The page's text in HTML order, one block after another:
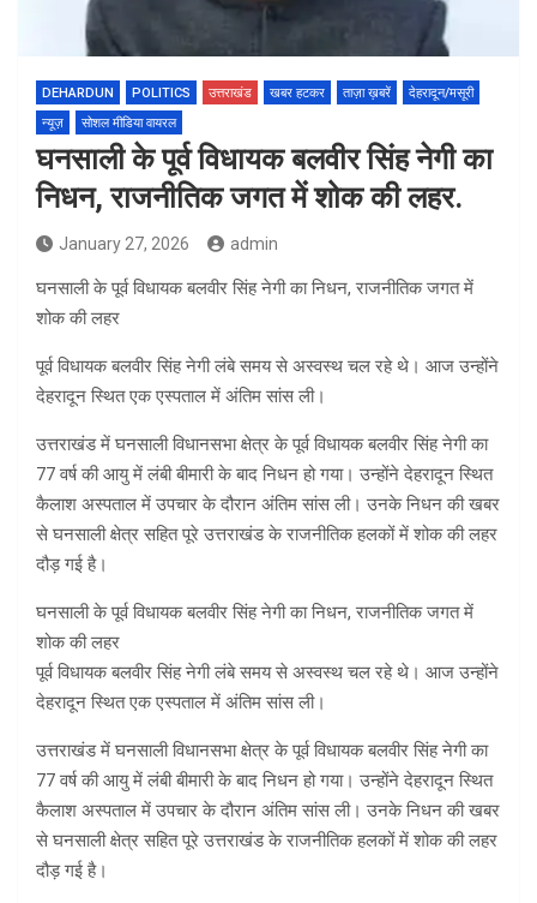
DEHARDUN POLITICS उत्तराखंड खबर हटकर ताज़ा ख़बरें
देहरादून/मसूरी
न्यूज़
सोशल मीडिया वायरल
घनसाली के पूर्व विधायक बलवीर सिंह नेगी का
निधन, राजनीतिक जगत में शोक की लहर.
January 27, 2026 admin
घनसाली के पूर्व विधायक बलवीर सिंह नेगी का निधन, राजनीतिक जगत में
शोक की लहर
पूर्व विधायक बलवीर सिंह नेगी लंबे समय से अस्वस्थ चल रहे थे। आज उन्होंने
देहरादून स्थित एक एस्पताल में अंतिम सांस ली।
उत्तराखंड में घनसाली विधानसभा क्षेत्र के पूर्व विधायक बलवीर सिंह नेगी का
77 वर्ष की आयु में लंबी बीमारी के बाद निधन हो गया। उन्होंने देहरादून स्थित
कैलाश अस्पताल में उपचार के दौरान अंतिम सांस ली। उनके निधन की खबर
से घनसाली क्षेत्र सहित पूरे उत्तराखंड के राजनीतिक हलकों में शोक की लहर
दौड़ गई है।
घनसाली के पूर्व विधायक बलवीर सिंह नेगी का निधन, राजनीतिक जगत में
शोक की लहर
पूर्व विधायक बलवीर सिंह नेगी लंबे समय से अस्वस्थ चल रहे थे। आज उन्होंने
देहरादून स्थित एक एस्पताल में अंतिम सांस ली।
उत्तराखंड में घनसाली विधानसभा क्षेत्र के पूर्व विधायक बलवीर सिंह नेगी का
77 वर्ष की आयु में लंबी बीमारी के बाद निधन हो गया। उन्होंने देहरादून स्थित
कैलाश अस्पताल में उपचार के दौरान अंतिम सांस ली। उनके निधन की खबर
से घनसाली क्षेत्र सहित पूरे उत्तराखंड के राजनीतिक हलकों में शोक की लहर
दौड़ गई है।